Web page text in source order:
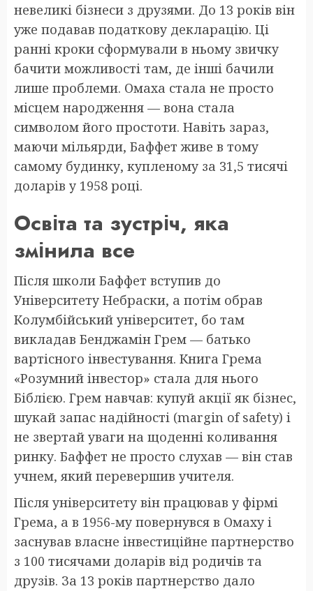
невеликі бізнеси з друзями. До 13 років він
уже подавав податкову декларацію. Ці
ранні кроки сформували в ньому звичку
бачити можливості там, де інші бачили
лише проблеми. Омаха стала не просто
місцем народження — вона стала
символом його простоти. Навіть зараз,
маючи мільярди, Баффет живе в тому
самому будинку, купленому за 31,5 тисячі
доларів у 1958 році.
Освіта та зустріч, яка
змінила все
Після школи Баффет вступив до
Університету Небраски, а потім обрав
Колумбійський університет, бо там
викладав Бенджамін Грем — батько
вартісного інвестування. Книга Грема
«Розумний інвестор» стала для нього
Біблією. Грем навчав: купуй акції як бізнес,
шукай запас надійності (margin of safety) і
не звертай уваги на щоденні коливання
ринку. Баффет не просто слухав — він став
учнем, який перевершив учителя.
Після університету він працював у фірмі
Грема, а в 1956-му повернувся в Омаху і
заснував власне інвестиційне партнерство
з 100 тисячами доларів від родичів та
друзів. За 13 років партнерство дало